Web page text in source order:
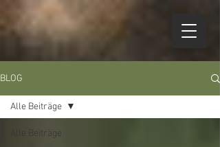
BLOG
Alle Beiträge
Alle Beiträge